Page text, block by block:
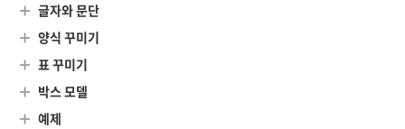
글자와 문단
양식 꾸미기
표 꾸미기
박스 모델
예제